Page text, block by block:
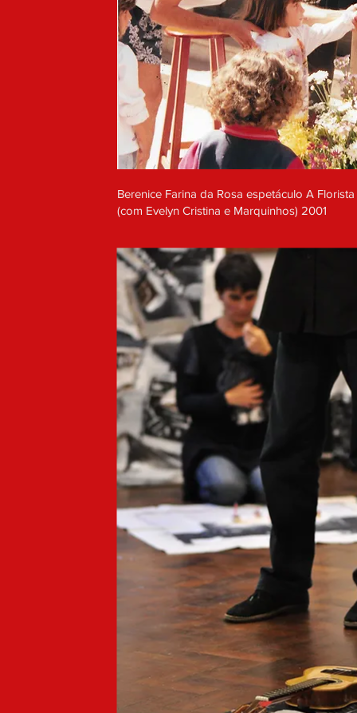
Berenice Farina da Rosa espetáculo A Florista
(com Evelyn Cristina e Marquinhos) 2001